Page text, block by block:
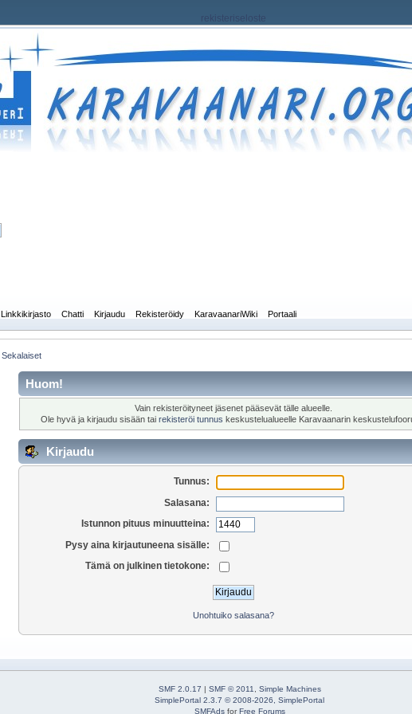
rekisteriseloste
Linkkikirjasto Chatti Kirjaudu Rekisteröidy KaravaanariWiki Portaali
Sekalaiset
Huom!
Vain rekisteröityneet jäsenet pääsevät tälle alueelle.
Ole hyvä ja kirjaudu sisään tai rekisteröi tunnus keskustelualueelle Karavaanarin
Kirjaudu
Tunnus:
Salasana:
Istunnon pituus minuutteina:
Pysy aina kirjautuneena sisälle:
Tämä on julkinen tietokone:
Unohtuiko salasana?
SMF 2.0.17 | SMF © 2011
Simple Machines
SimplePortal 2.3.7 © 2008-2026, SimplePortal
SMFAdsforFree Forums